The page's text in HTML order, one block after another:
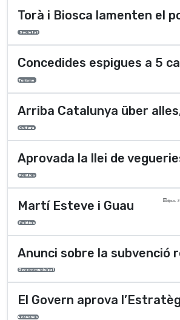
Torà i Biosca lamenten el
Societat
Concedides espigues a 5
Turisme
Arriba Catalunya über
Cultura
Aprovada la llei de
Polí­tica
Martí Esteve i Guau dijous,
Polí­tica
Anunci sobre la subvenció
Govern municipal
El Govern aprova
Economia